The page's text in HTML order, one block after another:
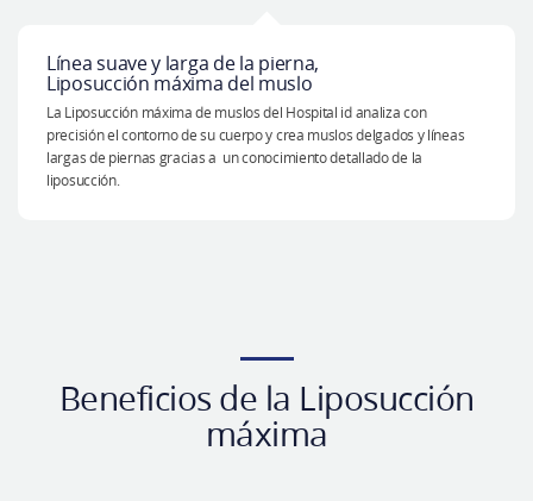
Línea suave y larga de la pierna,
Liposucción máxima del muslo
La Liposucción máxima de muslos del Hospital id analiza con
precisión el contorno de su cuerpo y crea muslos delgados y líneas
largas de piernas gracias a un conocimiento detallado de la
liposucción.
Beneficios de la Liposucción
máxima